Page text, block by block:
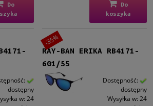
Do
Do
koszyka
dostępny
w: 24
RAY-BAN ERIKA RB4171-
601/55
Dostępność:
dostępny
Wysyłka w: 24
-35%